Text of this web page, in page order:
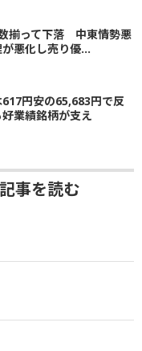
揃って下落 中東情勢悪
悪化し売り優...
617円安の65,683円で反
業績銘柄が支え
事を読む